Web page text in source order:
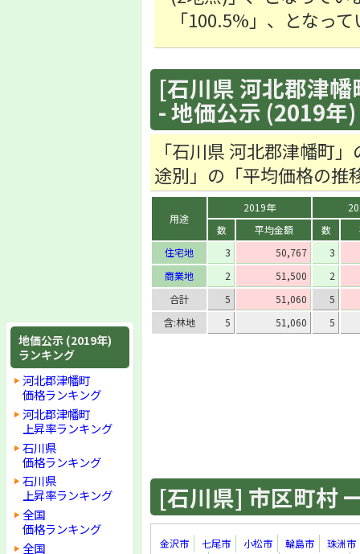
地価公示 (2019年)
ランキング
河北郡津幡町
価格ランキング
河北郡津幡町
上昇率ランキング
石川県
価格ランキング
石川県
上昇率ランキング
全国
価格ランキング
全国
「100.5%」、となっ
[石川県 河北郡津
- 地価公示 (2019年)
「石川県 河北郡津幡町
途別」の「平均価格の推
用途
2019年
数
平均金額 数
住宅地
3 50,767
3
商業地
2 51,500
2
合計
5 51,060
5
含:林地
5 51,060 5
[石川県] 市区町村
金沢市 七尾市 小松市 輪島市
珠洲市